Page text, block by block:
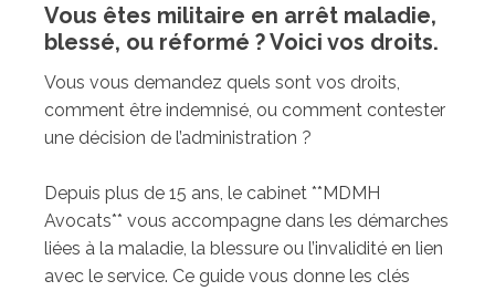
Vous êtes militaire en arrêt maladie,
blessé, ou réformé ? Voici vos droits.
Vous vous demandez quels sont vos droits,
comment être indemnisé, ou comment contester
une décision de l’administration ?
Depuis plus de 15 ans, le cabinet **MDMH
Avocats** vous accompagne dans les démarches
liées à la maladie, la blessure ou l’invalidité en lien
avec le service. Ce guide vous donne les clés